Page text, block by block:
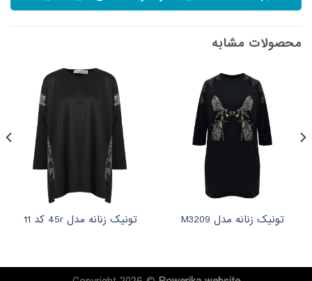
محصولات مشابه
تونیک زنانه مدل M3209 تونیک زنانه مدل 45r کد 11